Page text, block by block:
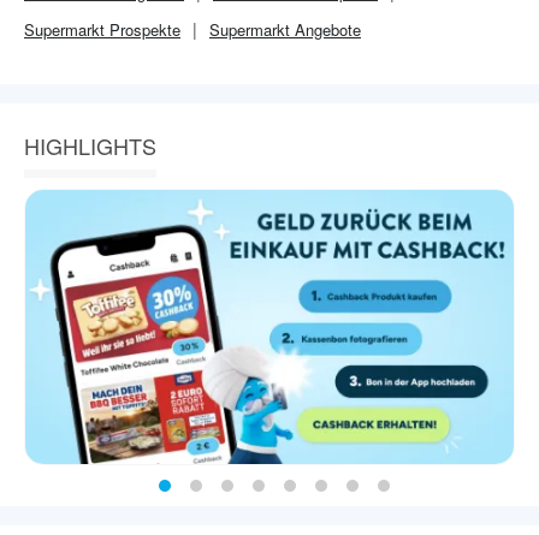
Supermarkt Prospekte Supermarkt Angebote
HIGHLIGHTS